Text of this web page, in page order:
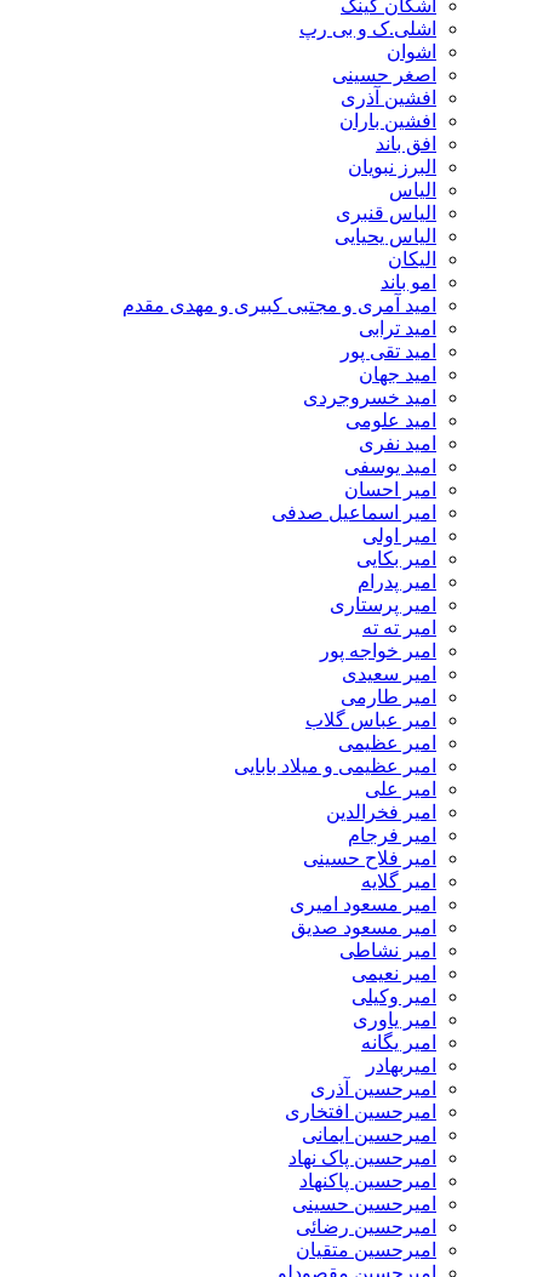
اشکان کینگ
اشلی.ک و بی رپ
اشوان
اصغر حسینی
افشین آذری
افشین باران
افق باند
البرز نبویان
الیاس
الیاس قنبرى
الیاس یحیایی
الیکان
امو باند
امید آمری و مجتبی کبیری و مهدى مقدم
امید ترابی
امید تقی پور
امید جهان
امید خسروجردی
امید علومی
امید نفری
امید یوسفی
امیر احسان
امیر اسماعیل صدفی
امیر اولی
امیر بکایی
امیر پدرام
امیر پرستاری
امیر ته ته
امیر خواجه پور
امیر سعیدی
امیر طارمی
امیر عباس گلاب
امیر عظیمی
امیر عظیمی و میلاد بابایی
امیر علی
امیر فخرالدین
امیر فرجام
امیر فلاح حسینی
امیر گلایه
امیر مسعود امیری
امیر مسعود صدیق
امیر نشاطی
امیر نعیمی
امیر وکیلی
امیر یاوری
امیر یگانه
امیربهادر
امیرحسین آذری
امیرحسین افتخاری
امیرحسین ایمانی
امیرحسین پاک نهاد
امیرحسین پاکنهاد
امیرحسین حسینی
امیرحسین رضائی
امیرحسین متقیان